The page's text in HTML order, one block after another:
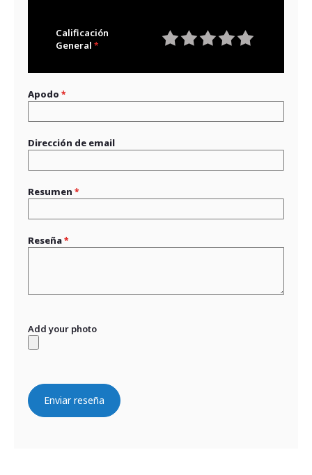
Calificación
General
Apodo
Dirección de email
Resumen
Reseña
Add your photo
Enviar reseña